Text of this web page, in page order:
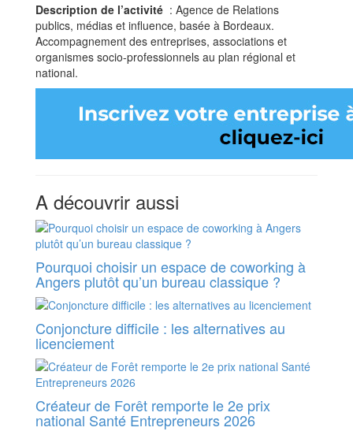
Description de l’activité : Agence de Relations
publics, médias et influence, basée à Bordeaux.
Accompagnement des entreprises, associations et
organismes socio-professionnels au plan régional et
national.
A découvrir aussi
Pourquoi choisir un espace de coworking à
Angers plutôt qu’un bureau classique ?
Conjoncture difficile : les alternatives au
licenciement
Créateur de Forêt remporte le 2e prix
national Santé Entrepreneurs 2026